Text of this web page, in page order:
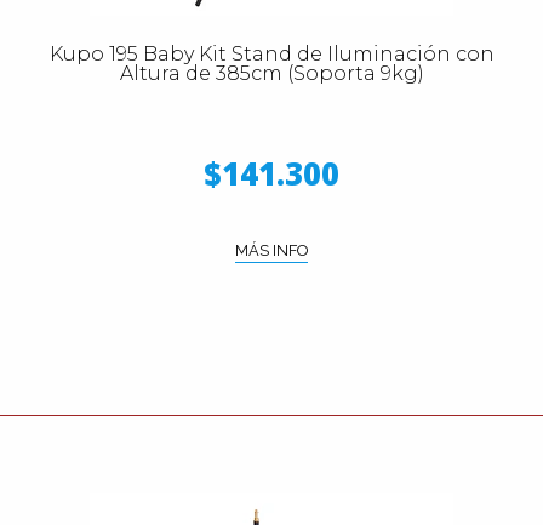
Kupo 195 Baby Kit Stand de Iluminación con
Altura de 385cm (Soporta 9kg)
$141.300
MÁS INFO